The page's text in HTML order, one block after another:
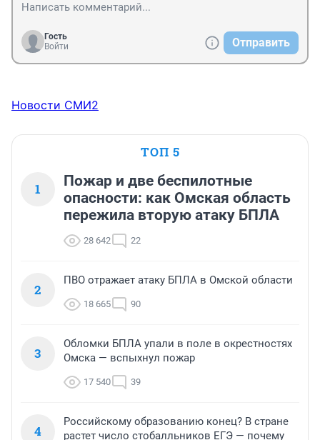
Гость
Войти
Отправить
Новости СМИ2
ТОП 5
1
Пожар и две беспилотные
опасности: как Омская область
пережила вторую атаку БПЛА
28 642 22
2
ПВО отражает атаку БПЛА в Омской области
18 665 90
3
Обломки БПЛА упали в поле в окрестностях
Омска — вспыхнул пожар
17 540 39
4
Российскому образованию конец? В стране
растет число стобалльников ЕГЭ — почему